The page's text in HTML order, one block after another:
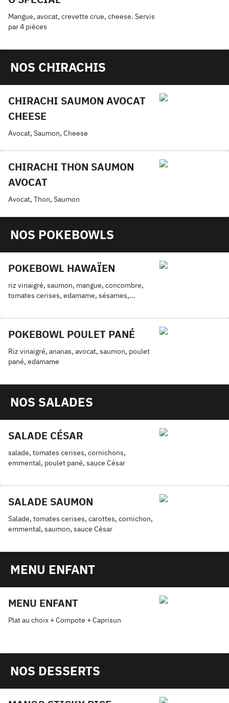
Mangue, avocat, crevette crue, cheese. Servis
par 4 pièces
NOS CHIRACHIS
CHIRACHI SAUMON AVOCAT
CHEESE
Avocat, Saumon, Cheese
CHIRACHI THON SAUMON
AVOCAT
Avocat, Thon, Saumon
NOS POKEBOWLS
POKEBOWL HAWAÏEN
riz vinaigré, saumon, mangue, concombre,
tomates cerises, edamame, sésames,
POKEBOWL POULET PANÉ
Riz vinaigré, ananas, avocat, saumon, poulet
pané, edamame
NOS SALADES
SALADE CÉSAR
salade, tomates cerises, cornichons,
emmental, poulet pané, sauce César
SALADE SAUMON
Salade, tomates cerises, carottes, cornichon,
emmental, saumon, sauce César
MENU ENFANT
MENU ENFANT
Plat au choix + Compote + Caprisun
NOS DESSERTS